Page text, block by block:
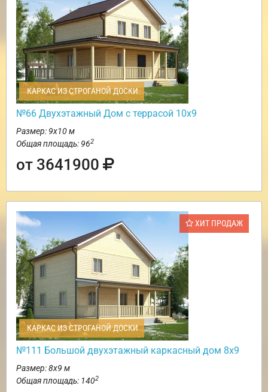
КАРКАС ИЗ СТРОГАНОЙ ДОСКИ
№66 Двухэтажный Дом с террасой 10х9
Размер: 9х10 м
Общая площадь: 962
от 3641900
ХИТ ПРОДАЖ
КАРКАС ИЗ СТРОГАНОЙ ДОСКИ
№111 Большой двухэтажный каркасный дом 8х9
Размер: 8х9 м
Общая площадь: 1402